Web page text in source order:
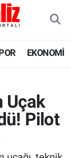
EKONOMİ
Uçak
Pilot